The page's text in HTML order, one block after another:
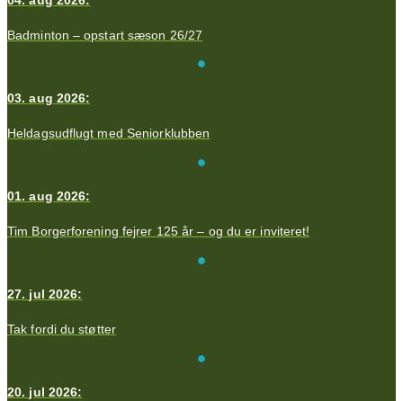
Badminton – opstart sæson 26/27
03. aug 2026:
Heldagsudflugt med Seniorklubben
01. aug 2026:
Tim Borgerforening fejrer 125 år – og du er inviteret!
27. jul 2026:
Tak fordi du støtter
20. jul 2026: